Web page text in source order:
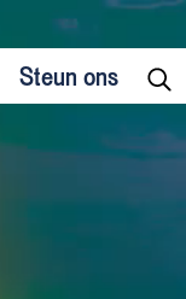
Steun ons